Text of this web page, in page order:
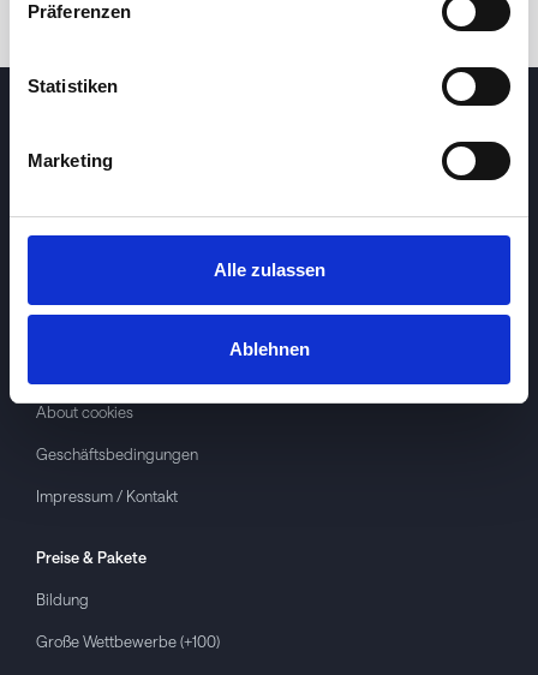
Präferenzen
Statistiken
Marketing
Alle zulassen
Ablehnen
About cookies
Geschäftsbedingungen
Impressum / Kontakt
Preise & Pakete
Bildung
Große Wettbewerbe (+100)